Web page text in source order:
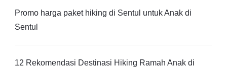
Promo harga paket hiking di Sentul untuk Anak di
Sentul
12 Rekomendasi Destinasi Hiking Ramah Anak di